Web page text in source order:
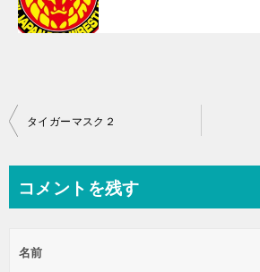
投
ビ
ー
タイガーマスク２
コメントを残す
名前